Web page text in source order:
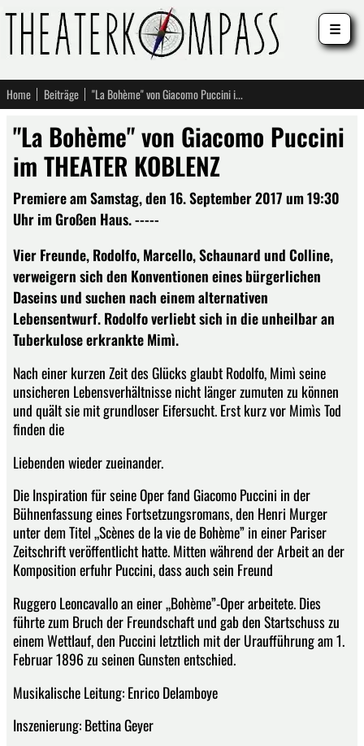
Home Beiträge "La Bohème" von Giacomo Puccini im THEATER KOBLENZ
"La Bohème" von Giacomo Puccini
im THEATER KOBLENZ
Premiere am Samstag, den 16. September 2017 um 19:30
Uhr im Großen Haus. -----
Vier Freunde, Rodolfo, Marcello, Schaunard und Colline,
verweigern sich den Konventionen eines bürgerlichen
Daseins und suchen nach einem alternativen
Lebensentwurf. Rodolfo verliebt sich in die unheilbar an
Tuberkulose erkrankte Mimì.
Nach einer kurzen Zeit des Glücks glaubt Rodolfo, Mimì seine
unsicheren Lebensverhältnisse nicht länger zumuten zu können
und quält sie mit grundloser Eifersucht. Erst kurz vor Mimìs Tod
finden die
Liebenden wieder zueinander.
Die Inspiration für seine Oper fand Giacomo Puccini in der
Bühnenfassung eines Fortsetzungsromans, den Henri Murger
unter dem Titel „Scènes de la vie de Bohème” in einer Pariser
Zeitschrift veröffentlicht hatte. Mitten während der Arbeit an der
Komposition erfuhr Puccini, dass auch sein Freund
Ruggero Leoncavallo an einer „Bohème”-Oper arbeitete. Dies
führte zum Bruch der Freundschaft und gab den Startschuss zu
einem Wettlauf, den Puccini letztlich mit der Uraufführung am 1.
Februar 1896 zu seinen Gunsten entschied.
Musikalische Leitung: Enrico Delamboye
Inszenierung: Bettina Geyer
☰